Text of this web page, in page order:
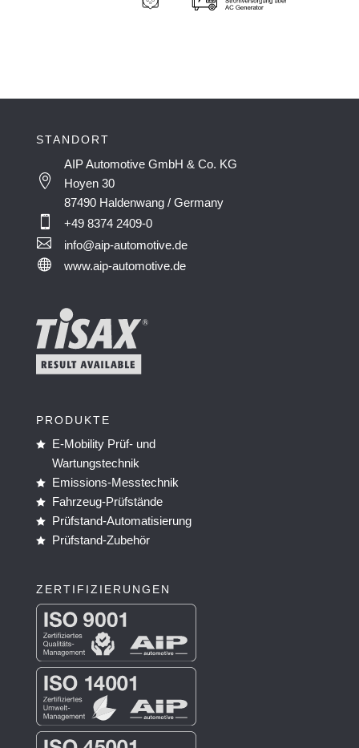
STANDORT

AIP Automotive GmbH & Co. KG
Hoyen 30
87490 Haldenwang / Germany
 +49 8374 2409-0
 info@aip-automotive.de
 www.aip-automotive.de
PRODUKTE
E-Mobility Prüf- und
Wartungstechnik
Emissions-Messtechnik
Fahrzeug-Prüfstände
Prüfstand-Automatisierung
Prüfstand-Zubehör
ZERTIFI­ZIERUNGEN